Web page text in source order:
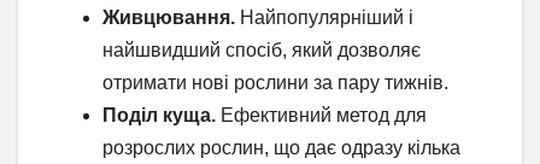
Живцювання. Найпопулярніший і
найшвидший спосіб, який дозволяє
отримати нові рослини за пару тижнів.
Поділ куща. Ефективний метод для
розрослих рослин, що дає одразу кілька